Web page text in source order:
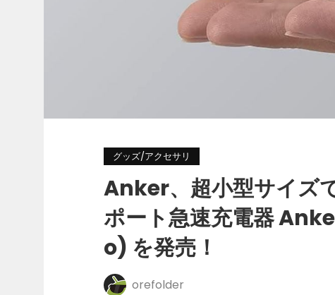
グッズ/アクセサリ
Anker、超小型サイズ
ポート急速充電器
o) を発売！
orefolder